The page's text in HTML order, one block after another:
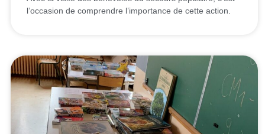
l’occasion de comprendre l’importance de cette action.